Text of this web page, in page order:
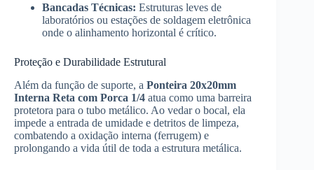
Bancadas Técnicas: Estruturas leves de
laboratórios ou estações de soldagem eletrônica
onde o alinhamento horizontal é crítico.
Proteção e Durabilidade Estrutural
Além da função de suporte, a Ponteira 20x20mm
Interna Reta com Porca 1/4 atua como uma barreira
protetora para o tubo metálico. Ao vedar o bocal, ela
impede a entrada de umidade e detritos de limpeza,
combatendo a oxidação interna (ferrugem) e
prolongando a vida útil de toda a estrutura metálica.